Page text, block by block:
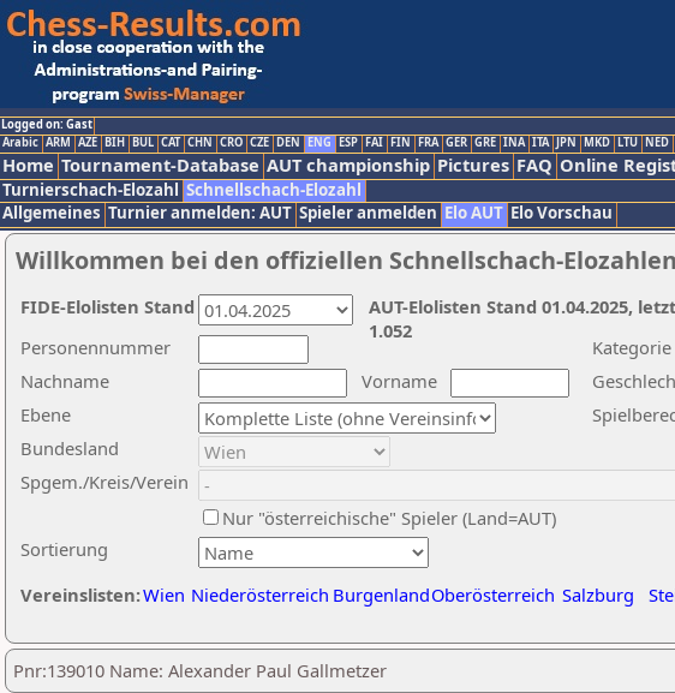
Logged on: Gast
Arabic ARM AZE BIH BUL CAT CHN CRO CZE DEN ENG ESP FAI FIN FRA GER GRE INA ITA JPN MKD LTU NED
Home Tournament-Database AUT championship Pictures FAQ Online
Turnierschach-Elozahl Schnellschach-Elozahl
Allgemeines Turnier anmelden: AUT Spieler anmelden Elo AUT Elo Vorschau
Willkommen bei den offiziellen Schnellschach-
Nachname
Vorname
Ebene
Kategorie
Sortierung
Personennummer
Bundesland
Spgem./Kreis/Verein
Nur "österreichische" Spieler (Land=AUT)
Vereinslisten:Wien Niederösterreich BurgenlandOberösterreich Salzburg
AUT-Elolisten Stand 01.04.2025,
1.052
FIDE-Elolisten Stand
Pnr:139010 Name: Alexander Paul Gallmetzer